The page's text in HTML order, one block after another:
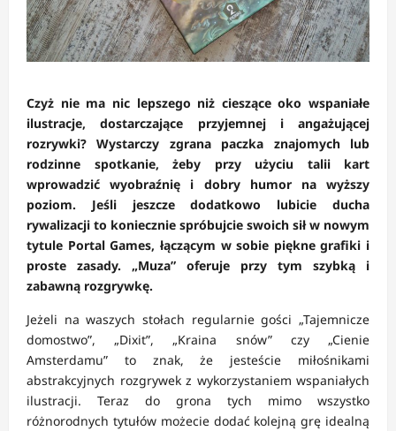
Czyż nie ma nic lepszego niż cieszące oko wspaniałe
ilustracje, dostarczające przyjemnej i angażującej
rozrywki? Wystarczy zgrana paczka znajomych lub
rodzinne spotkanie, żeby przy użyciu talii kart
wprowadzić wyobraźnię i dobry humor na wyższy
poziom. Jeśli jeszcze dodatkowo lubicie ducha
rywalizacji to koniecznie spróbujcie swoich sił w nowym
tytule Portal Games, łączącym w sobie piękne grafiki i
proste zasady. „Muza” oferuje przy tym szybką i
zabawną rozgrywkę.
Jeżeli na waszych stołach regularnie gości „Tajemnicze
domostwo”, „Dixit”, „Kraina snów” czy „Cienie
Amsterdamu” to znak, że jesteście miłośnikami
abstrakcyjnych rozgrywek z wykorzystaniem wspaniałych
ilustracji. Teraz do grona tych mimo wszystko
różnorodnych tytułów możecie dodać kolejną grę idealną